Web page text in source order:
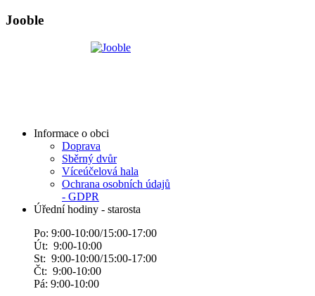
Jooble
Informace o obci
Doprava
Sběrný dvůr
Víceúčelová hala
Ochrana osobních údajů
- GDPR
Úřední hodiny - starosta
Po: 9:00-10:00/15:00-17:00
Út: 9:00-10:00
St: 9:00-10:00/15:00-17:00
Čt: 9:00-10:00
Pá: 9:00-10:00